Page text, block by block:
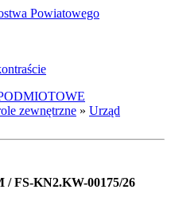
Powiatowego
zewnętrzne » Urząd
/ FS-KN2.KW-00175/26